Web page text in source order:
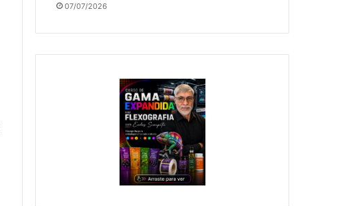
07/07/2026